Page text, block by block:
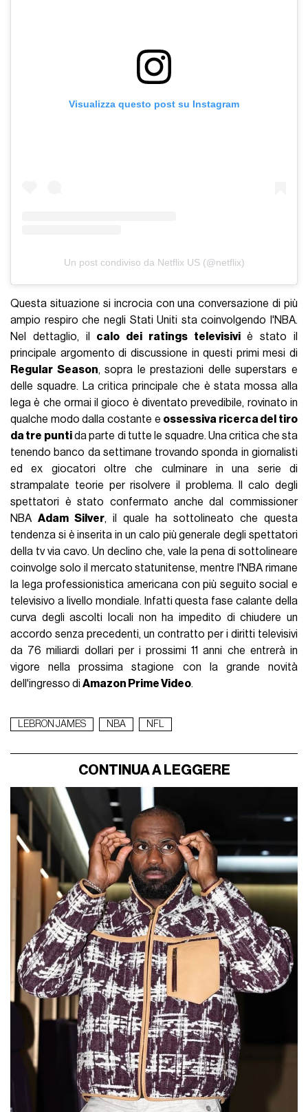
Visualizza questo post su Instagram
Un post condiviso da Netflix US (@netflix)
Questa situazione si incrocia con una conversazione di più
ampio respiro che negli Stati Uniti sta coinvolgendo l'NBA.
Nel dettaglio, il calo dei ratings televisiviè stato il
principale argomento di discussione in questi primi mesi di
Regular Season, sopra le prestazioni delle superstars e
delle squadre. La critica principale che è stata mossa alla
lega è che ormai il gioco è diventato prevedibile, rovinato in
qualche modo dalla costante e ossessiva ricerca del tiro
da tre puntida parte di tutte le squadre. Una critica che sta
tenendo banco da settimane trovando sponda in giornalisti
ed ex giocatori oltre che culminare in una serie di
strampalate teorie per risolvere il problema. Il calo degli
spettatori è stato confermato anche dal commissioner
NBAAdam Silver, il quale ha sottolineato che questa
tendenza si è inserita in un calo più generale degli spettatori
della tv via cavo. Un declino che, vale la pena di sottolineare
coinvolge solo il mercato statunitense, mentre l'NBA rimane
la lega professionistica americana con più seguito social e
televisivo a livello mondiale. Infatti questa fase calante della
curva degli ascolti locali non ha impedito di chiudere un
accordo senza precedenti, un contratto per i diritti televisivi
da 76 miliardi dollari per i prossimi 11 anni che entrerà in
vigore nella prossima stagione con la grande novità
dell'ingresso diAmazon Prime Video.
LEBRON JAMES NBA NFL
CONTINUA A LEGGERE